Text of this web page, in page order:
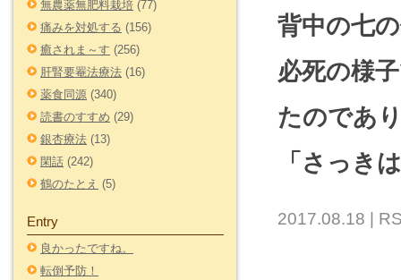
無農薬無肥料栽培 (77)
痛みを対処する (156)
癒されま～す (256)
肝腎要罨法療法 (16)
薬食同源 (340)
読書のすすめ (29)
銀杏療法 (13)
閑話 (242)
鶴のたとえ (5)
Entry
良かったですね。
転倒予防！
背中の七
必死の様
たのであ
「さっき
2017.08.18 |